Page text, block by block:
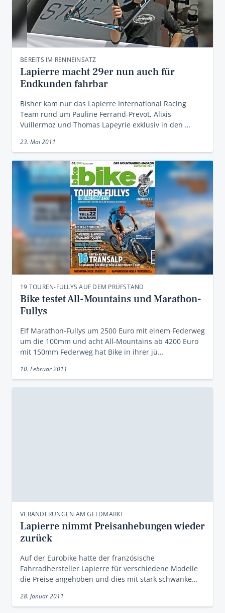
BEREITS IM RENNEINSATZ
Lapierre macht 29er nun auch für
Endkunden fahrbar
Bisher kam nur das Lapierre International Racing
Team rund um Pauline Ferrand-Prevot, Alixis
Vuillermoz und Thomas Lapeyrie exklusiv in den …
23. Mai 2011
19 TOUREN-FULLYS AUF DEM PRÜFSTAND
Bike testet All-Mountains und Marathon-
Fullys
Elf Marathon-Fullys um 2500 Euro mit einem Federweg
um die 100mm und acht All-Mountains ab 4200 Euro
mit 150mm Federweg hat Bike in ihrer jü…
10. Februar 2011
VERÄNDERUNGEN AM GELDMARKT
Lapierre nimmt Preisanhebungen wieder
zurück
Auf der Eurobike hatte der französische
Fahrradhersteller Lapierre für verschiedene Modelle
die Preise angehoben und dies mit stark schwanke…
28. Januar 2011